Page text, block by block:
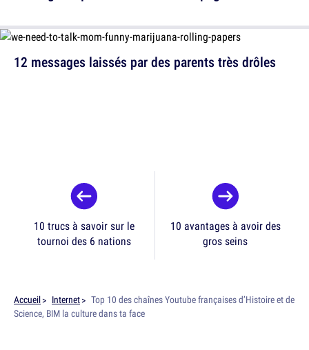
12 messages laissés par des parents très drôles
10 trucs à savoir sur le
tournoi des 6 nations
10 avantages à avoir des
gros seins
Accueil Internet
Top 10 des chaînes Youtube françaises d’Histoire et de
Science, BIM la culture dans ta face